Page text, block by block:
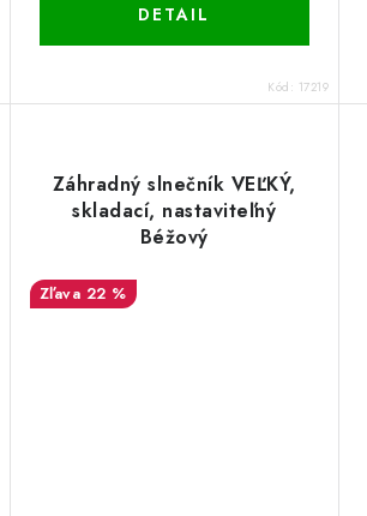
DETAIL
Kód: 17219
Záhradný slnečník VEĽKÝ,
skladací, nastaviteľný
Béžový
22 %